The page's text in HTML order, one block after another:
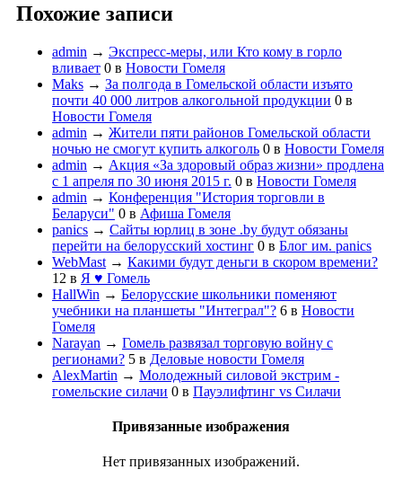
Похожие записи
admin → Экспресс-меры, или Кто кому в горло
вливает 0 в Новости Гомеля
Maks → За полгода в Гомельской области изъято
почти 40 000 литров алкогольной продукции 0 в
Новости Гомеля
admin → Жители пяти районов Гомельской области
ночью не смогут купить алкоголь 0 в Новости Гомеля
admin → Акция «За здоровый образ жизни» продлена
с 1 апреля по 30 июня 2015 г. 0 в Новости Гомеля
admin → Конференция "История торговли в
Беларуси" 0 в Афиша Гомеля
panics → Сайты юрлиц в зоне .by будут обязаны
перейти на белорусский хостинг 0 в Блог им. panics
WebMast → Какими будут деньги в скором времени?
12 в Я ♥ Гомель
HallWin → Белорусские школьники поменяют
учебники на планшеты "Интеграл"? 6 в Новости
Гомеля
Narayan → Гомель развязал торговую войну с
регионами? 5 в Деловые новости Гомеля
AlexMartin → Молодежный силовой экстрим -
гомельские силачи 0 в Пауэлифтинг vs Силачи
Привязанные изображения
Нет привязанных изображений.